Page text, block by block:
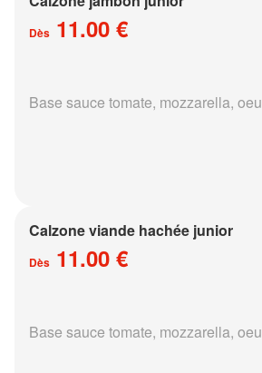
Dès 11.00 €
Base sauce tomate, mozzarella,
Calzone viande hachée junior
Dès 11.00 €
Base sauce tomate, mozzarella,